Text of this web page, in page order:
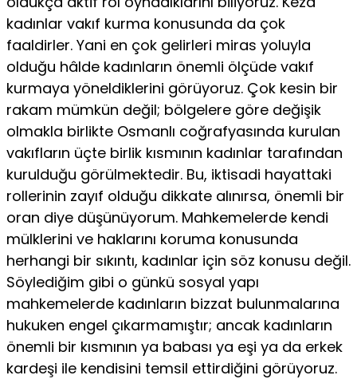
kadınlar vakıf kurma konusunda da çok
faaldirler. Yani en çok gelirleri miras yoluyla
olduğu hâlde kadınların önemli ölçü­de vakıf
kurmaya yöneldiklerini görüyoruz. Çok kesin bir
rakam mümkün değil; bölgelere göre değişik
olmakla birlikte Osmanlı coğrafyasında kurulan
vakıfların üçte birlik kısmının kadınlar tarafından
kurulduğu görülmektedir. Bu, iktisadi hayattaki
rol­lerinin zayıf olduğu dikkate alınırsa, önemli bir
oran diye düşü­nüyorum. Mahkemelerde kendi
mülklerini ve haklarını koruma konusunda
herhangi bir sıkıntı, kadınlar için söz konusu değil.
Söylediğim gibi o günkü sosyal yapı
mahkemelerde kadınların bizzat bulunmalarına
hukuken engel çıkarmamıştır; ancak ka­dınların
önemli bir kısmının ya babası ya eşi ya da erkek
kardeşi ile kendisini temsil ettirdiğini görüyoruz.